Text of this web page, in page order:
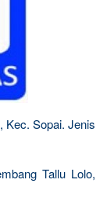
Kec. Sopai. Jenis
Tallu Lolo,